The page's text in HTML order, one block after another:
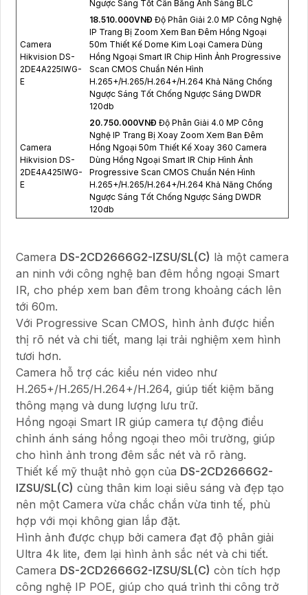
Ngược Sáng Tốt Cân Bằng Ánh Sáng BLC
Camera
Hikvision DS-
2DE4A225IWG-
E
18.510.000VNÐ Độ Phân Giải 2.0 MP Công Nghệ
IP Trang Bị Zoom Xem Ban Đêm Hồng Ngoại
50m Thiết Kế Dome Kim Loại Camera Dùng
Hồng Ngoại Smart IR Chip Hình Ảnh Progressive
Scan CMOS Chuẩn Nén Hình
H.265+/H.265/H.264+/H.264 Khả Năng Chống
Ngược Sáng Tốt Chống Ngược Sáng DWDR
120db
Camera
Hikvision DS-
2DE4A425IWG-
E
20.750.000VNÐ Độ Phân Giải 4.0 MP Công
Nghệ IP Trang Bị Xoay Zoom Xem Ban Đêm
Hồng Ngoại 50m Thiết Kế Xoay 360 Camera
Dùng Hồng Ngoại Smart IR Chip Hình Ảnh
Progressive Scan CMOS Chuẩn Nén Hình
H.265+/H.265/H.264+/H.264 Khả Năng Chống
Ngược Sáng Tốt Chống Ngược Sáng DWDR
120db
Camera DS-2CD2666G2-IZSU/SL(C) là một camera
an ninh với công nghệ ban đêm hồng ngoại Smart
IR, cho phép xem ban đêm trong khoảng cách lên
tới 60m.
Với Progressive Scan CMOS, hình ảnh được hiển
thị rõ nét và chi tiết, mang lại trải nghiệm xem hình
tươi hơn.
Camera hỗ trợ các kiểu nén video như
H.265+/H.265/H.264+/H.264, giúp tiết kiệm băng
thông mạng và dung lượng lưu trữ.
Hồng ngoại Smart IR giúp camera tự động điều
chỉnh ánh sáng hồng ngoại theo môi trường, giúp
cho hình ảnh trong đêm sắc nét và rõ ràng.
Thiết kế mỹ thuật nhỏ gọn của DS-2CD2666G2-
IZSU/SL(C) cùng thân kim loại siêu sáng và đẹp tạo
nên một Camera vừa chắc chắn vừa tinh tế, phù
hợp với mọi không gian lắp đặt.
Hình ảnh được chụp bởi camera đạt độ phân giải
Ultra 4k lite, đem lại hình ảnh sắc nét và chi tiết.
Camera DS-2CD2666G2-IZSU/SL(C) còn tích hợp
công nghệ IP POE, giúp cho quá trình thi công trở